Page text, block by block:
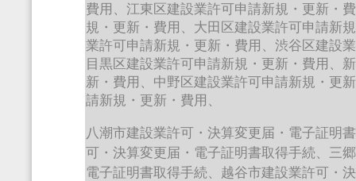
費用、江東区建設業許可申請新規・更新・
規・更新・費用、大田区建設業許可申請新
業許可申請新規・更新・費用、渋谷区建設
目黒区建設業許可申請新規・更新・費用、
新・費用、中野区建設業許可申請新規・更
請新規・更新・費用、
八潮市建設業許可・決算変更届・電子証明
可・決算変更届・電子証明書取得手続、三
電子証明書取得手続、越谷市建設業許可・